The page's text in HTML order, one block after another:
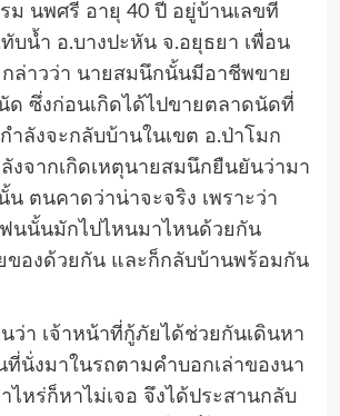
ม นพศรี อายุ 40 ปี อยู่บ้านเลขที่
บน้ำ อ.บางปะหัน จ.อยุธยา เพื่อน
ล่าวว่า นายสมนึกนั้นมีอาชีพขาย
ด ซึ่งก่อนเกิดได้ไปขายตลาดนัดที่
ำลังจะกลับบ้านในเขต อ.ป่าโมก
งจากเกิดเหตุนายสมนึกยืนยันว่ามา
ตนคาดว่าน่าจะจริง เพราะว่า
นนั้นมักไปไหนมาไหนด้วยกัน
ของด้วยกัน และก็กลับบ้านพร้อมกัน
ว่า เจ้าหน้าที่กู้ภัยได้ช่วยกันเดินหา
นั่งมาในรถตามคำบอกเล่าของนา
ไหร่ก็หาไม่เจอ จึงได้ประสานกลับ